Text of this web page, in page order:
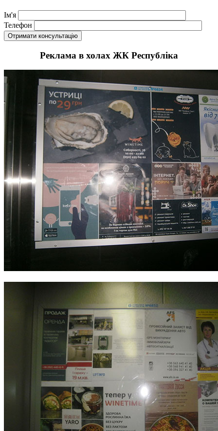
Ім'я
Телефон
Реклама в холах ЖК Республіка